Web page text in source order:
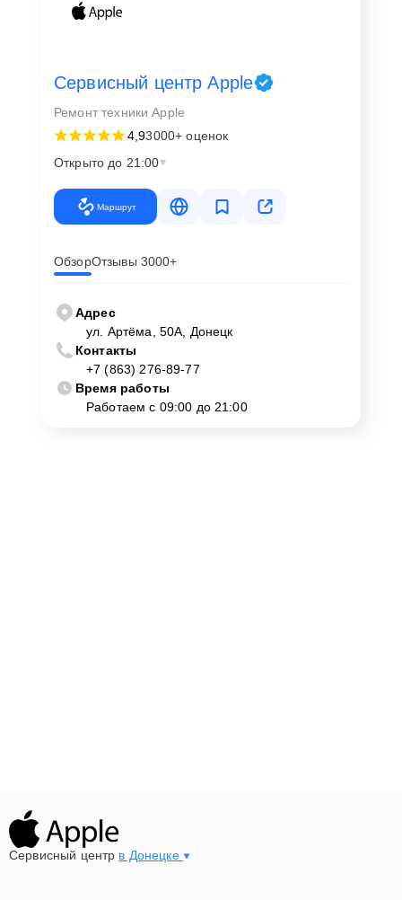
Сервисный центр Apple
Ремонт техники Apple
4,93000+ оценок
Открыто до 21:00
Маршрут
ОбзорОтзывы 3000+
Адрес
ул. Артёма, 50А, Донецк
Контакты
+7 (863) 276-89-77
Время работы
Работаем с 09:00 до 21:00
Сервисный центр в Донецке